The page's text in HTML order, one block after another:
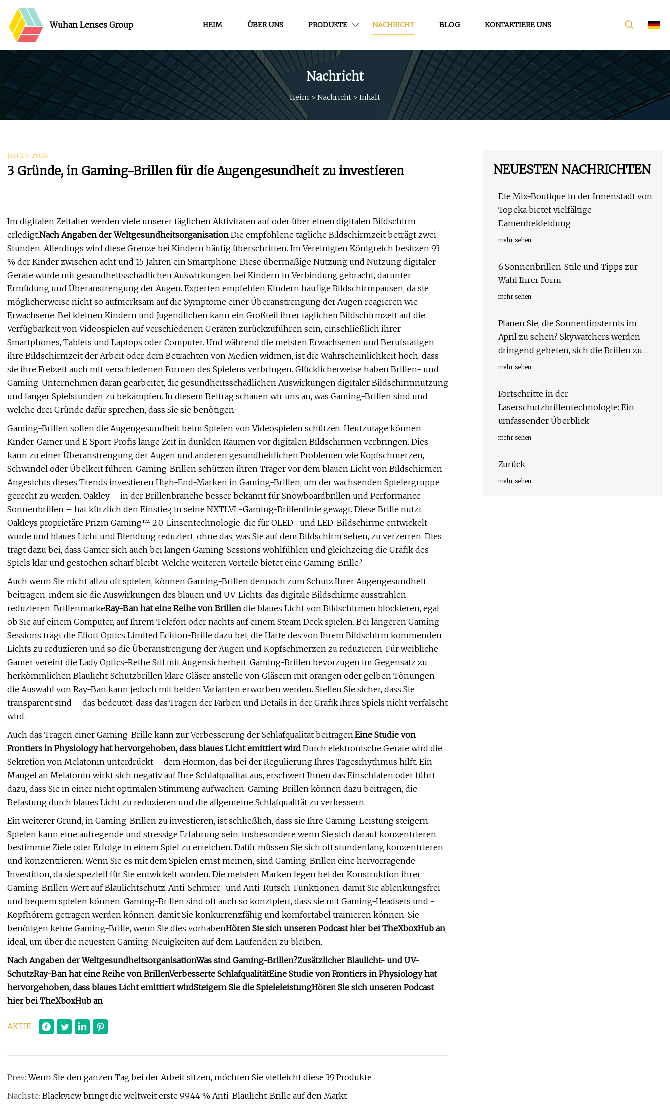
Wuhan Lenses Group HEIM ÜBER UNS PRODUKTE NACHRICHT BLOG KONTAKTIERE UNS
Nachricht
Heim > Nachricht > Inhalt
Jan 29, 2024
3 Gründe, in Gaming-Brillen für die Augengesundheit zu investieren
-
Im digitalen Zeitalter werden viele unserer täglichen Aktivitäten auf oder über einen digitalen Bildschirm
erledigt.Nach Angaben der Weltgesundheitsorganisation Die empfohlene tägliche Bildschirmzeit beträgt zwei
Stunden. Allerdings wird diese Grenze bei Kindern häufig überschritten. Im Vereinigten Königreich besitzen 93
% der Kinder zwischen acht und 15 Jahren ein Smartphone. Diese übermäßige Nutzung und Nutzung digitaler
Geräte wurde mit gesundheitsschädlichen Auswirkungen bei Kindern in Verbindung gebracht, darunter
Ermüdung und Überanstrengung der Augen. Experten empfehlen Kindern häufige Bildschirmpausen, da sie
möglicherweise nicht so aufmerksam auf die Symptome einer Überanstrengung der Augen reagieren wie
Erwachsene. Bei kleinen Kindern und Jugendlichen kann ein Großteil ihrer täglichen Bildschirmzeit auf die
Verfügbarkeit von Videospielen auf verschiedenen Geräten zurückzuführen sein, einschließlich ihrer
Smartphones, Tablets und Laptops oder Computer. Und während die meisten Erwachsenen und Berufstätigen
ihre Bildschirmzeit der Arbeit oder dem Betrachten von Medien widmen, ist die Wahrscheinlichkeit hoch, dass
sie ihre Freizeit auch mit verschiedenen Formen des Spielens verbringen. Glücklicherweise haben Brillen- und
Gaming-Unternehmen daran gearbeitet, die gesundheitsschädlichen Auswirkungen digitaler Bildschirmnutzung
und langer Spielstunden zu bekämpfen. In diesem Beitrag schauen wir uns an, was Gaming-Brillen sind und
welche drei Gründe dafür sprechen, dass Sie sie benötigen:
Gaming-Brillen sollen die Augengesundheit beim Spielen von Videospielen schützen. Heutzutage können
Kinder, Gamer und E-Sport-Profis lange Zeit in dunklen Räumen vor digitalen Bildschirmen verbringen. Dies
kann zu einer Überanstrengung der Augen und anderen gesundheitlichen Problemen wie Kopfschmerzen,
Schwindel oder Übelkeit führen. Gaming-Brillen schützen ihren Träger vor dem blauen Licht von Bildschirmen.
Angesichts dieses Trends investieren High-End-Marken in Gaming-Brillen, um der wachsenden Spielergruppe
gerecht zu werden. Oakley – in der Brillenbranche besser bekannt für Snowboardbrillen und Performance-
Sonnenbrillen – hat kürzlich den Einstieg in seine NXTLVL-Gaming-Brillenlinie gewagt. Diese Brille nutzt
Oakleys proprietäre Prizm Gaming™ 2.0-Linsentechnologie, die für OLED- und LED-Bildschirme entwickelt
wurde und blaues Licht und Blendung reduziert, ohne das, was Sie auf dem Bildschirm sehen, zu verzerren. Dies
trägt dazu bei, dass Gamer sich auch bei langen Gaming-Sessions wohlfühlen und gleichzeitig die Grafik des
Spiels klar und gestochen scharf bleibt. Welche weiteren Vorteile bietet eine Gaming-Brille?
Auch wenn Sie nicht allzu oft spielen, können Gaming-Brillen dennoch zum Schutz Ihrer Augengesundheit
beitragen, indem sie die Auswirkungen des blauen und UV-Lichts, das digitale Bildschirme ausstrahlen,
reduzieren. BrillenmarkeRay-Ban hat eine Reihe von Brillen die blaues Licht von Bildschirmen blockieren, egal
ob Sie auf einem Computer, auf Ihrem Telefon oder nachts auf einem Steam Deck spielen. Bei längeren Gaming-
Sessions trägt die Eliott Optics Limited Edition-Brille dazu bei, die Härte des von Ihrem Bildschirm kommenden
Lichts zu reduzieren und so die Überanstrengung der Augen und Kopfschmerzen zu reduzieren. Für weibliche
Gamer vereint die Lady Optics-Reihe Stil mit Augensicherheit. Gaming-Brillen bevorzugen im Gegensatz zu
herkömmlichen Blaulicht-Schutzbrillen klare Gläser anstelle von Gläsern mit orangen oder gelben Tönungen –
die Auswahl von Ray-Ban kann jedoch mit beiden Varianten erworben werden. Stellen Sie sicher, dass Sie
transparent sind – das bedeutet, dass das Tragen der Farben und Details in der Grafik Ihres Spiels nicht verfälscht
wird.
Auch das Tragen einer Gaming-Brille kann zur Verbesserung der Schlafqualität beitragen.Eine Studie von
Frontiers in Physiology hat hervorgehoben, dass blaues Licht emittiert wird Durch elektronische Geräte wird die
Sekretion von Melatonin unterdrückt – dem Hormon, das bei der Regulierung Ihres Tagesrhythmus hilft. Ein
Mangel an Melatonin wirkt sich negativ auf Ihre Schlafqualität aus, erschwert Ihnen das Einschlafen oder führt
dazu, dass Sie in einer nicht optimalen Stimmung aufwachen. Gaming-Brillen können dazu beitragen, die
Belastung durch blaues Licht zu reduzieren und die allgemeine Schlafqualität zu verbessern.
Ein weiterer Grund, in Gaming-Brillen zu investieren, ist schließlich, dass sie Ihre Gaming-Leistung steigern.
Spielen kann eine aufregende und stressige Erfahrung sein, insbesondere wenn Sie sich darauf konzentrieren,
bestimmte Ziele oder Erfolge in einem Spiel zu erreichen. Dafür müssen Sie sich oft stundenlang konzentrieren
und konzentrieren. Wenn Sie es mit dem Spielen ernst meinen, sind Gaming-Brillen eine hervorragende
Investition, da sie speziell für Sie entwickelt wurden. Die meisten Marken legen bei der Konstruktion ihrer
Gaming-Brillen Wert auf Blaulichtschutz, Anti-Schmier- und Anti-Rutsch-Funktionen, damit Sie ablenkungsfrei
und bequem spielen können. Gaming-Brillen sind oft auch so konzipiert, dass sie mit Gaming-Headsets und -
Kopfhörern getragen werden können, damit Sie konkurrenzfähig und komfortabel trainieren können. Sie
benötigen keine Gaming-Brille, wenn Sie dies vorhabenHören Sie sich unseren Podcast hier bei TheXboxHub an,
ideal, um über die neuesten Gaming-Neuigkeiten auf dem Laufenden zu bleiben.
Nach Angaben der WeltgesundheitsorganisationWas sind Gaming-Brillen?Zusätzlicher Blaulicht- und UV-
SchutzRay-Ban hat eine Reihe von BrillenVerbesserte SchlafqualitätEine Studie von Frontiers in Physiology hat
hervorgehoben, dass blaues Licht emittiert wirdSteigern Sie die SpieleleistungHören Sie sich unseren Podcast
hier bei TheXboxHub an
AKTIE
Prev:Wenn Sie den ganzen Tag bei der Arbeit sitzen, möchten Sie vielleicht diese 39 Produkte
Nächste: Blackview bringt die weltweit erste 99,44 % Anti-Blaulicht-Brille auf den Markt
NEUESTEN NACHRICHTEN
Die Mix-Boutique in der Innenstadt von
Topeka bietet vielfältige
Damenbekleidung
mehr sehen
6 Sonnenbrillen-Stile und Tipps zur
Wahl Ihrer Form
mehr sehen
Planen Sie, die Sonnenfinsternis im
April zu sehen? Skywatchers werden
dringend gebeten, sich die Brillen zu
sichern, bevor sie ausverkauft sind.
mehr sehen
Fortschritte in der
Laserschutzbrillentechnologie: Ein
umfassender Überblick
mehr sehen
Zurück
mehr sehen